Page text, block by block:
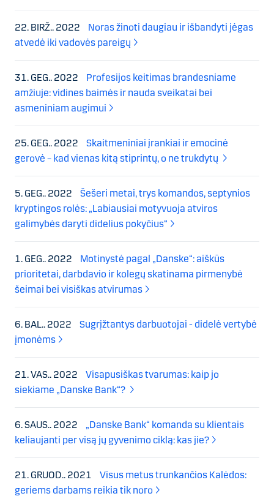
22. BIRŽ.. 2022
Noras žinoti daugiau ir išbandyti jėgas
atvedė iki vadovės pareigų
31. GEG.. 2022
Profesijos keitimas brandesniame
amžiuje: vidines baimės ir nauda sveikatai bei
asmeniniam augimui
25. GEG.. 2022
Skaitmeniniai įrankiai ir emocinė
gerovė – kad vienas kitą stiprintų, o ne trukdytų
5. GEG.. 2022
Šešeri metai, trys komandos, septynios
kryptingos rolės: „Labiausiai motyvuoja atviros
galimybės daryti didelius pokyčius“
1. GEG.. 2022
Motinystė pagal „Danske“: aiškūs
prioritetai, darbdavio ir kolegų skatinama pirmenybė
šeimai bei visiškas atvirumas
6. BAL.. 2022
Sugrįžtantys darbuotojai - didelė vertybė
įmonėms
21. VAS.. 2022
Visapusiškas tvarumas: kaip jo
siekiame „Danske Bank“?
6. SAUS.. 2022
„Danske Bank“ komanda su klientais
keliaujanti per visą jų gyvenimo ciklą: kas jie?
21. GRUOD.. 2021
Visus metus trunkančios Kalėdos:
geriems darbams reikia tik noro